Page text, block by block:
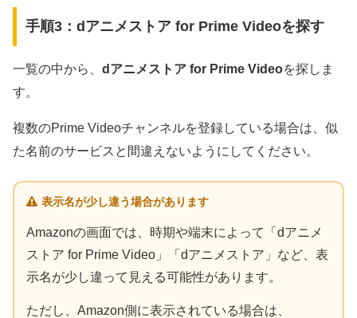
手順3：dアニメストア for Prime Videoを探す
一覧の中から、 dアニメストア for Prime Videoを探しま
す。
複数のPrime Videoチャンネルを登録している場合は、似
た名前のサービスと間違えないようにしてください。
表示名が少し違う場合があります
Amazonの画面では、時期や端末によって「dアニメ
ストア for Prime Video」「dアニメストア」など、表
示名が少し違って見える可能性があります。
ただし、Amazon側に表示されている場合は、